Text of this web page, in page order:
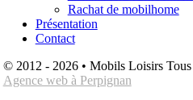
Rachat de mobilhome
Présentation
Contact
© 2012 - 2026 • Mobils Loisirs Tous
Agence web à Perpignan